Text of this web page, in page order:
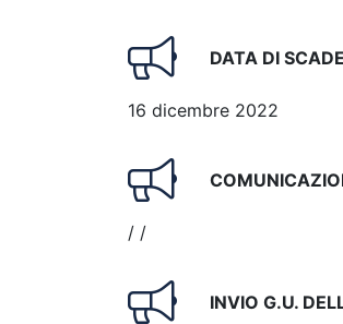
DATA DI
16 dicembre 2022
/ /
INVIO G.U.